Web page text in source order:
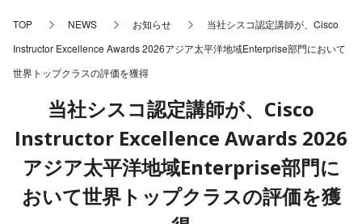
TOP NEWS お知らせ
当社シスコ認定講師が、Cisco
Instructor Excellence Awards 2026アジア太平洋地域Enterprise部門において
世界トップクラスの評価を獲得
当社シスコ認定講師が、Cisco
Instructor Excellence Awards 2026
アジア太平洋地域Enterprise部門に
おいて世界トップクラスの評価を獲